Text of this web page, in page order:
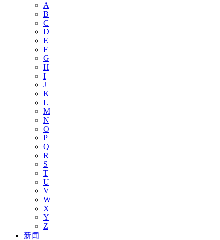
A
B
C
D
E
F
G
H
I
J
K
L
M
N
O
P
Q
R
S
T
U
V
W
X
Y
Z
新闻